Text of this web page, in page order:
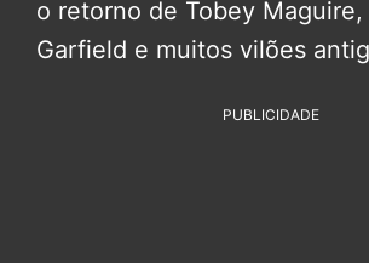
o retorno de Tobey
Garfield e muitos vilões
PUBLICIDADE